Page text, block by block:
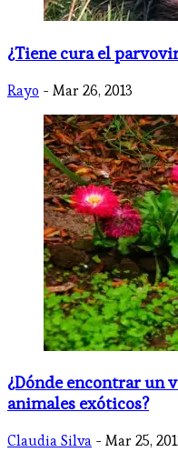
¿Tiene cura el
Rayo - Mar 26, 2013
¿Dónde encontrar un
animales exóticos?
Claudia Silva - Mar 25,